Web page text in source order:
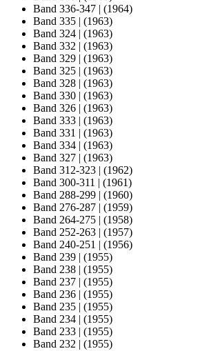
Band 336-347 | (1964)
Band 335 | (1963)
Band 324 | (1963)
Band 332 | (1963)
Band 329 | (1963)
Band 325 | (1963)
Band 328 | (1963)
Band 330 | (1963)
Band 326 | (1963)
Band 333 | (1963)
Band 331 | (1963)
Band 334 | (1963)
Band 327 | (1963)
Band 312-323 | (1962)
Band 300-311 | (1961)
Band 288-299 | (1960)
Band 276-287 | (1959)
Band 264-275 | (1958)
Band 252-263 | (1957)
Band 240-251 | (1956)
Band 239 | (1955)
Band 238 | (1955)
Band 237 | (1955)
Band 236 | (1955)
Band 235 | (1955)
Band 234 | (1955)
Band 233 | (1955)
Band 232 | (1955)